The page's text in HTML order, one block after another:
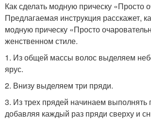
Как сделать модную прическу «Просто
Предлагаемая инструкция расскажет,
модную прическу «Просто
женственном стиле.
1. Из общей массы волос выделяем
ярус.
2. Внизу выделяем три пряди.
3. Из трех прядей начинаем выполнять
добавляя каждый раз пряди сверху и